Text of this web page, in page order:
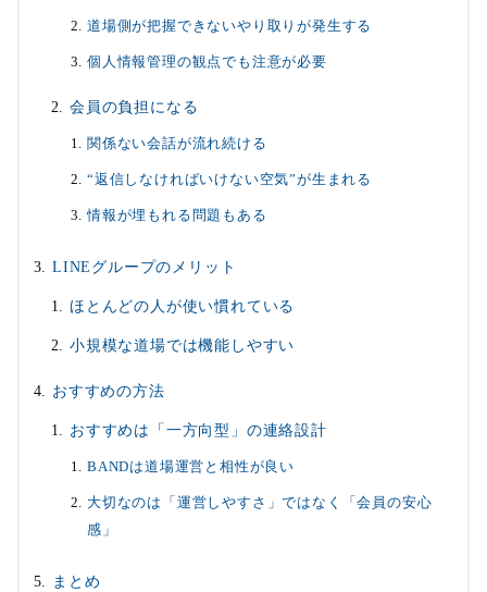
道場側が把握できないやり取りが発生する
個人情報管理の観点でも注意が必要
会員の負担になる
関係ない会話が流れ続ける
“返信しなければいけない空気”が生まれる
情報が埋もれる問題もある
LINEグループのメリット
ほとんどの人が使い慣れている
小規模な道場では機能しやすい
おすすめの方法
おすすめは「一方向型」の連絡設計
BANDは道場運営と相性が良い
大切なのは「運営しやすさ」ではなく「会員の安心
感」
まとめ